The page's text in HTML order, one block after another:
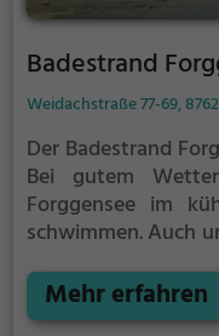
Badestrand
Weidachstraße 77-69,
Der Badestrand
Bei gutem
Forggensee im
schwimmen.Auch
Forggensee genug
dich ausreichend vor
Mehr erfahren